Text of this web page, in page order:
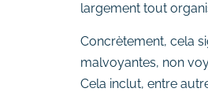
largement tout
Concrètement, cela
malvoyantes, non
Cela inclut, entre